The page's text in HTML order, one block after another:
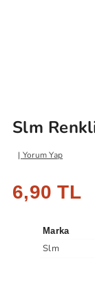
Slm
Yorum Yap
6,90 TL
Marka
Slm